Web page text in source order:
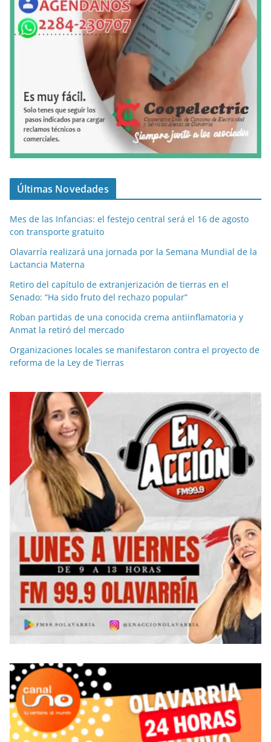
Últimas Novedades
Mes de las Infancias: el festejo central será el 16 de agosto
con transporte gratuito
Olavarría realizará una jornada por la Semana Mundial de la
Lactancia Materna
Retiro del capítulo de extranjerización de tierras en el
Senado: “Ha sido fruto del rechazo popular”
Roban partidas de una conocida crema antiinflamatoria y
Anmat la retiró del mercado
Organizaciones locales se manifestaron contra el proyecto de
reforma de la Ley de Tierras